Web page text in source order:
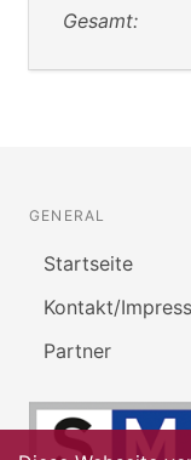
Gesamt:
GENERAL
Startseite
Kontakt/
Partner